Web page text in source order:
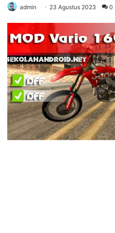
admin 23 Agustus 2023 0